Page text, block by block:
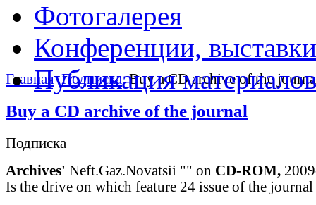
Фотогалерея
Конференции, выставки
Публикация материалов
Главная Подписка Buy a CD archive of the
Buy a CD archive of the journal
Подписка
Archives' Neft.Gaz.Novatsii "" on CD-ROM,
Is the drive on which feature 24 issue of the journal